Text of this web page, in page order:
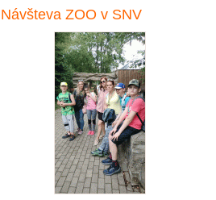
Návšteva ZOO v SNV